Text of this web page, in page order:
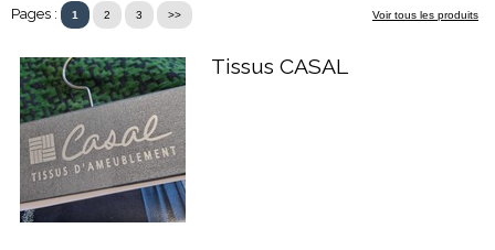
Pages : 1 2 3 >> Voir tous les produits
Tissus CASAL